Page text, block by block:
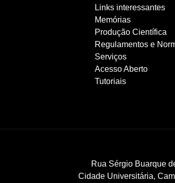
Links interessantes
Memórias
Produção Científica
Regulamentos e
Serviços
Acesso Aberto
Tutoriais
Rua Sérgio Buarque
Cidade Universitária,